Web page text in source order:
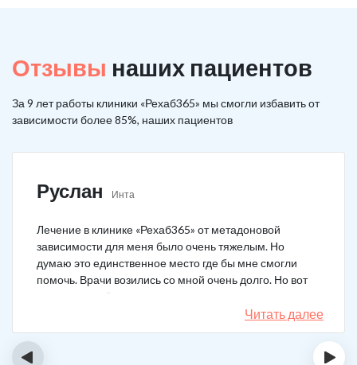
Отзывы наших пациентов
За 9 лет работы клиники «Рехаб365» мы смогли избавить от
зависимости более 85%, наших пациентов
Руслан Инта
Лечение в клинике «Рехаб365» от метадоновой
зависимости для меня было очень тяжелым. Но
думаю это единственное место где бы мне смогли
помочь. Врачи возились со мной очень долго. Но вот
теперь я уже 5 месяцев не принимаю наркотики.
Читать далее
‹ ›